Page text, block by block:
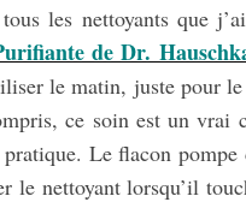
les nettoyants que
de Dr.
le matin, juste pour
ce soin est un vrai
Le flacon
le nettoyant lorsqu’il